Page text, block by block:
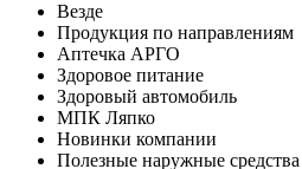
Везде
Продукция по направлениям
Аптечка АРГО
Здоровое питание
Здоровый автомобиль
МПК Ляпко
Новинки компании
Полезные наружные средства